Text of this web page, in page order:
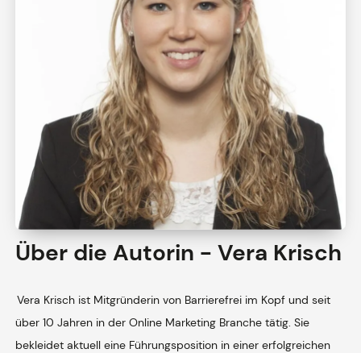
Über die Autorin - Vera Krisch
Vera Krisch ist Mitgründerin von Barrierefrei im Kopf und seit
über 10 Jahren in der Online Marketing Branche tätig. Sie
bekleidet aktuell eine Führungsposition in einer erfolgreichen